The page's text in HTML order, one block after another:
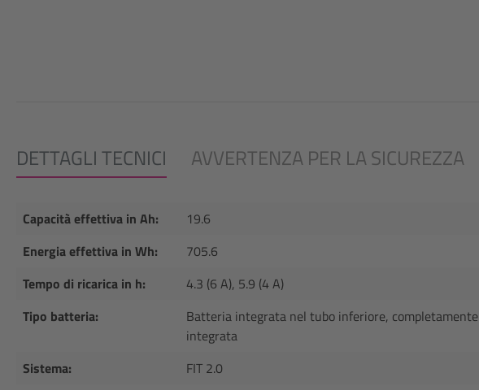
DETTAGLI TECNICI AVVERTENZA PER LA SICUREZZA
Capacità effettiva in Ah:
19.6
Energia effettiva in Wh:
705.6
Tempo di ricarica in h:
4.3 (6 A), 5.9 (4 A)
Tipo batteria:
Batteria integrata nel tubo inferiore, completamente
integrata
Sistema:
FIT 2.0